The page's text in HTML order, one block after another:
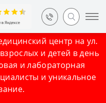
центр на ул.
и детей в день
и лабораторная
и уникальное